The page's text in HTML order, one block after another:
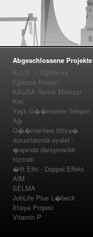
Abgeschlossene Projekte
B.u.S. – ‘Eğitim ve
Eğlence Projesi’
KAUSA Servis Merkezi
Kiel
Yaşlı G��menler İletişim
Ağı
G��menlere ihtiya�
durumlarında eyalet -
�apında danışmanlık
hizmeti
�ift Etki - Doppel Effekt
AIM
SELMA
JobLife Plus L�beck
İtfaiye Projesi
Vitamin P